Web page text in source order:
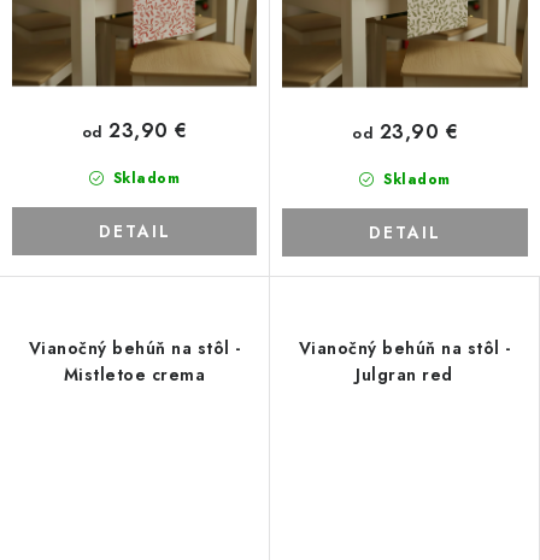
Skladom
od 23,90 €
DETAIL
Skladom
od 23,90 €
DETAIL
Vianočný behúň na stôl -
Mistletoe crema
Vianočný behúň na stôl -
Julgran red